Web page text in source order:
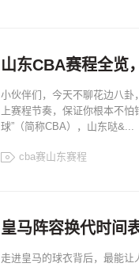
山东CBA赛程全览
小伙伴们，今天不聊花边八卦
上赛程节奏，保证你根本不
球”（简称CBA），山东哒&...
cba赛山东赛程
皇马阵容换代时间
走进皇马的球衣背后，最能